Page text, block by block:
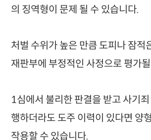
의 징역형이 문제 될 수 있습니다.
처벌 수위가 높은 만큼 도피나 잠적
재판부에 부정적인 사정으로 평가
1심에서 불리한 판결을 받고 사기
행하더라도 도주 이력이 있다면 양
작용할 수 있습니다.